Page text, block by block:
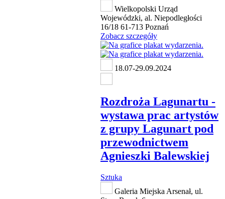
Wielkopolski Urząd
Wojewódzki, al. Niepodległości
16/18 61-713 Poznań
Zobacz szczegóły
18.07-29.09.2024
Rozdroża Lagunartu -
wystawa prac artystów
z grupy Lagunart pod
przewodnictwem
Agnieszki Balewskiej
Sztuka
Galeria Miejska Arsenał, ul.